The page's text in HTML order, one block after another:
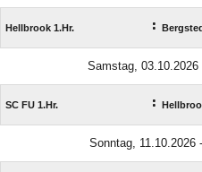
Hellbrook 1.Hr. :
Samstag,
SC FU 1.Hr. :
Sonntag, 11.10.2026